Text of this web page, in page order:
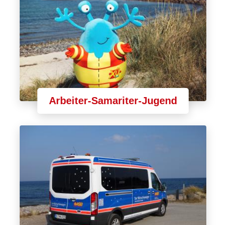
Arbeiter-Samariter-Jugend